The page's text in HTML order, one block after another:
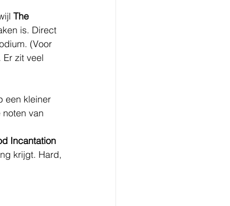
The
is. Direct
(Voor
Er zit veel
een kleiner
van
Incantation
krijgt. Hard,